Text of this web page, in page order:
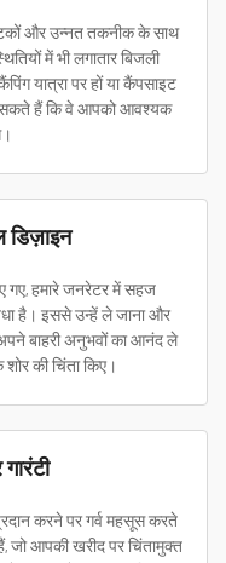
और उन्नत तकनीक के साथ
में भी लगातार बिजली
यात्रा पर हों या कैंपसाइट
सकते हैं कि वे आपको आवश्यक
डिज़ाइन
गए, हमारे जनरेटर में सहज
है। इससे उन्हें ले जाना और
बाहरी अनुभवों का आनंद ले
की चिंता किए।
करने पर गर्व महसूस करते
जो आपकी खरीद पर चिंतामुक्त